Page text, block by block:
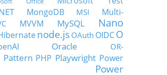
MongoDB MSI
Multi-
MVVM MySQL
Nano
node.js OAuth OIDCO
Oracle
OR-
Pattern PHP Playwright Power
Power